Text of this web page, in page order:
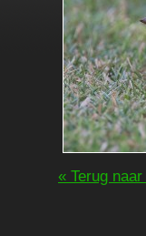
« Terug